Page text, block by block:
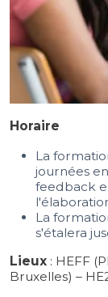
Horaire
La
journées
feedback
La
s'étalera
Lieux : HEFF
Bruxelles) –